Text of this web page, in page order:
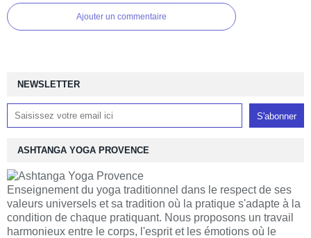
Ajouter un commentaire
NEWSLETTER
ASHTANGA YOGA PROVENCE
Enseignement du yoga traditionnel dans le respect de ses
valeurs universels et sa tradition où la pratique s'adapte à la
condition de chaque pratiquant. Nous proposons un travail
harmonieux entre le corps, l'esprit et les émotions où le